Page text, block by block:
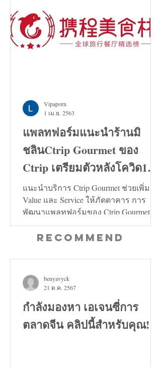
แพลทฟอร์มแนะนำร้านมิ
ชลินCtrip Gourmet ของ
Ctrip เตรียมตัวหลังโควิด19
คลี่คลาย
แนะนำบริการ Ctrip Gourmet ช่วยเพิ่ม
Value และ Service ให้ภัตตาคาร การ
พัฒนาแพลทฟอร์มของ Ctrip Gourmet จะ
ช่วยเพิ่มทั้งในด้าน Value และ...
Vipaporn
1 เม.ย. 2563
Recommend
กำลังมองหา เอเจนซี่การ
ตลาดจีน คลิปนี้สำหรับคุณ!
benyavyck
21 ต.ค. 2567